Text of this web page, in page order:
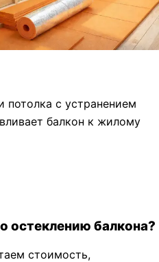
потолка с устранением
балкон к жилому
остеклению балкона?
стоимость,